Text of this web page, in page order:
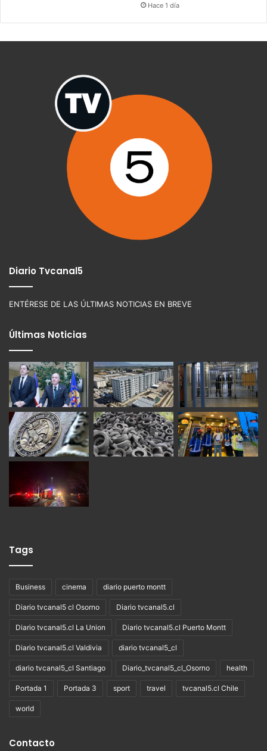
Hace 1 día
Diario Tvcanal5
ENTÉRESE DE LAS ÚLTIMAS NOTICIAS EN BREVE
Últimas Noticias
Tags
Business cinema diario puerto montt
Diario tvcanal5 cl Osorno Diario tvcanal5.cl
Diario tvcanal5.cl La Union Diario tvcanal5.cl Puerto Montt
Diario tvcanal5.cl Valdivia diario tvcanal5_cl
diario tvcanal5_cl Santiago Diario_tvcanal5_cl_Osorno health
Portada 1 Portada 3 sport travel tvcanal5.cl Chile
world
Contacto